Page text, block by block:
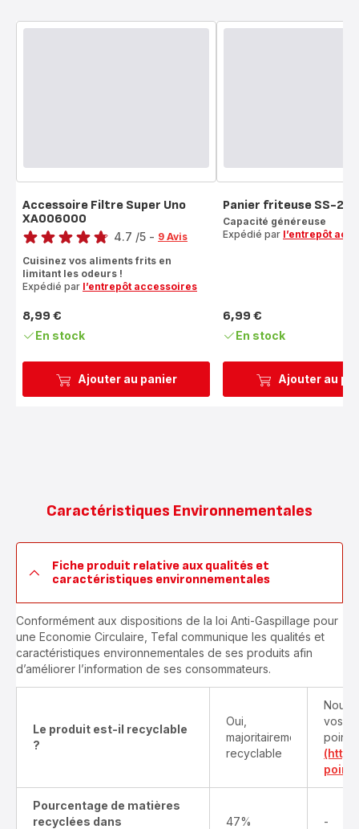
Ajouter au panier
Accessoire Filtre Super Uno
XA006000
Note
4.7 /5 - 9 Avis
Cuisinez vos aliments frits en
limitant les odeurs !
Expédié par l’entrepôt accessoires
Prix
8,99 €
En stock
Ajouter au
Panier friteuse SS-
Capacité généreuse
Expédié par l’entrepôt
Prix
6,99 €
En stock
Caractéristiques Environnementales
Fiche produit relative aux qualités et
caractéristiques environnementales
Conformément aux dispositions de la loi Anti-Gaspillage pour
une Economie Circulaire, Tefal communique les qualités et
caractéristiques environnementales de ses produits afin
d’améliorer l’information de ses consommateurs.
Le produit est-il recyclable
?
Oui,
majoritairement
recyclable
Nous
vos
Pourcentage de matières
recyclées dans
47% -